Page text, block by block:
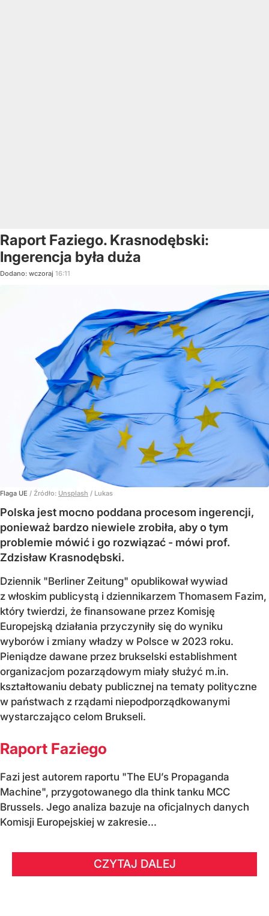
Raport Faziego. Krasnodębski:
Ingerencja była duża
Dodano: wczoraj 16:11
Flaga UE / Źródło: Unsplash / Lukas
Polska jest mocno poddana procesom ingerencji,
ponieważ bardzo niewiele zrobiła, aby o tym
problemie mówić i go rozwiązać - mówi prof.
Zdzisław Krasnodębski.
Dziennik "Berliner Zeitung" opublikował wywiad
z włoskim publicystą i dziennikarzem Thomasem Fazim,
który twierdzi, że finansowane przez Komisję
Europejską działania przyczyniły się do wyniku
wyborów i zmiany władzy w Polsce w 2023 roku.
Pieniądze dawane przez brukselski establishment
organizacjom pozarządowym miały służyć m.in.
kształtowaniu debaty publicznej na tematy polityczne
w państwach z rządami niepodporządkowanymi
wystarczająco celom Brukseli.
Raport Faziego
Fazi jest autorem raportu "The EU’s Propaganda
Machine", przygotowanego dla think tanku MCC
Brussels. Jego analiza bazuje na oficjalnych danych
Komisji Europejskiej w zakresie...
CZYTAJ DALEJ